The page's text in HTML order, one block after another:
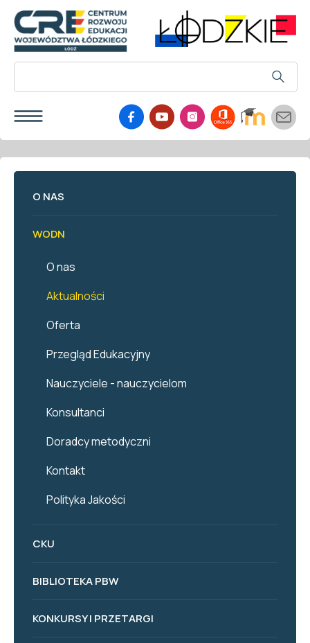
O NAS
WODN
O nas
Aktualności
Oferta
Przegląd Edukacyjny
Nauczyciele - nauczycielom
Konsultanci
Doradcy metodyczni
Kontakt
Polityka Jakości
CKU
BIBLIOTEKA PBW
KONKURSY I PRZETARGI